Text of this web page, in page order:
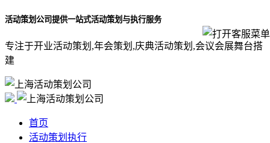
活动策划公司提供一站式活动策划与执行服务
专注于开业活动策划,年会策划,庆典活动策划,会议会展舞台搭
建
首页
活动策划执行